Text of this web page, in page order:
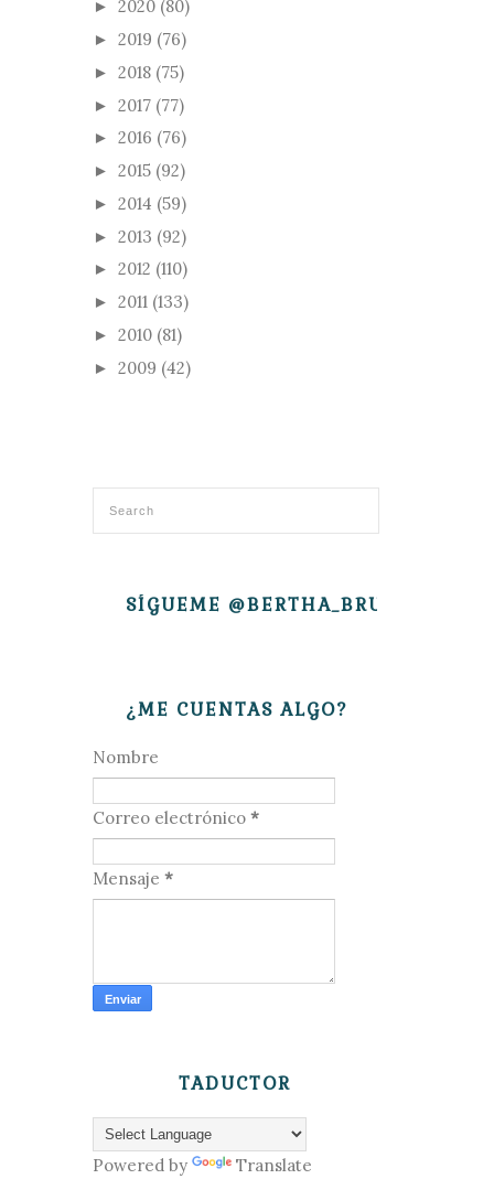
► 2020 (80)
► 2019 (76)
► 2018 (75)
► 2017 (77)
► 2016 (76)
► 2015 (92)
► 2014 (59)
► 2013 (92)
► 2012 (110)
► 2011 (133)
► 2010 (81)
► 2009 (42)
SÍGUEME @BERTHA_BRUJITA
¿ME CUENTAS ALGO?
Nombre
Correo electrónico *
Mensaje *
TADUCTOR
Powered by Translate